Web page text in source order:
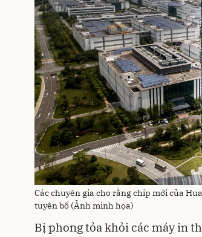
Các chuyên gia cho rằng chip mới của
tuyên bố (Ảnh minh họa)
Bị phong tỏa khỏi các máy in